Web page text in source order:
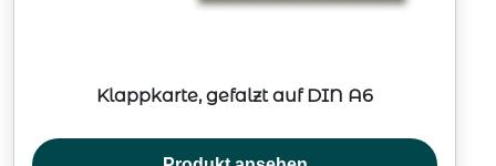
Klappkarte, gefalzt auf DIN A6